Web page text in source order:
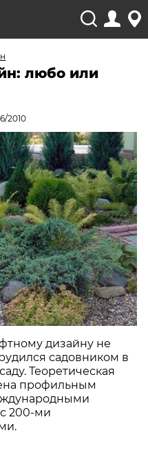
любо или
2010
дизайну не
садовником в
Теоретическая
профильным
200-ми